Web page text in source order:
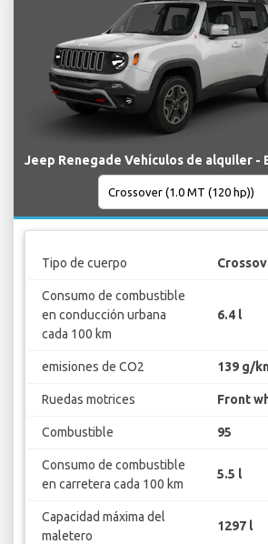
Jeep Renegade Vehículos de alquiler -
Tipo de cuerpo
Consumo de combustible
en conducción urbana
cada 100 km
6.4 l
emisiones de CO2 139 g/
Ruedas motrices Front
Combustible 95
Consumo de combustible
en carretera cada 100 km
5.5 l
Capacidad máxima del
maletero
1297 l